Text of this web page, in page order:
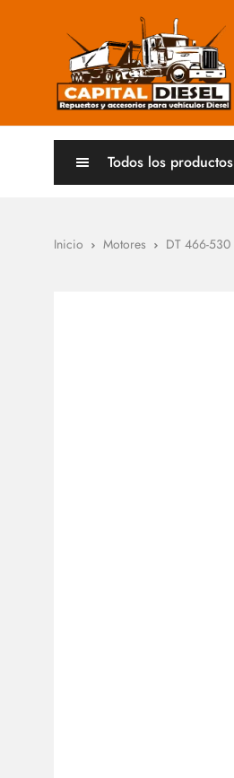
Todos los productos
Inicio Motores DT 466-530